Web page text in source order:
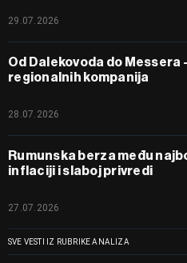
29.07.2026
Od Dalekovoda do Messera
regionalnih kompanija
28.07.2026
Rumunska berza među
inflaciji i slaboj privredi
27.07.2026
SVE VESTI IZ RUBRIKE ANALIZA